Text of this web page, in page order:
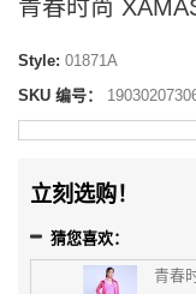
青春时尚
Style: 01871A
SKU 编号：
立刻选购！
猜您喜欢：
青春